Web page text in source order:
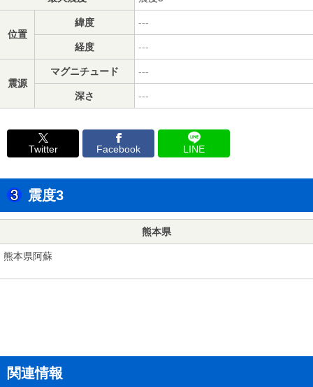
位置
緯度 ---
経度 ---
震源
マグニチュード ---
深さ ---
Twitter Facebook LINE
震度3
熊本県
熊本県阿蘇
関連情報